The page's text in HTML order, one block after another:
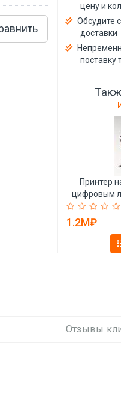
цену и
Обсудите
доставки
поставку
Принтер
цифровым
1.2M₽
Отзывы